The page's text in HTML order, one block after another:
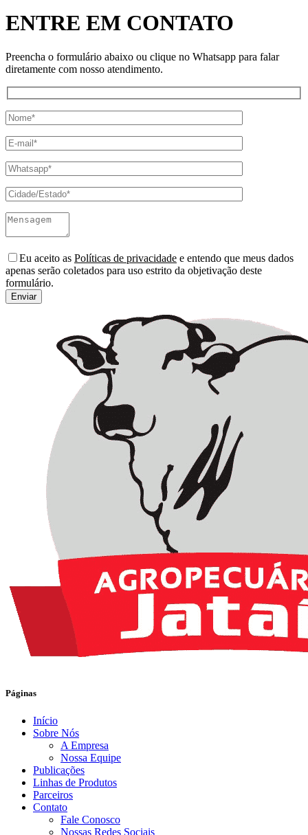
ENTRE EM CONTATO
Preencha o formulário abaixo ou clique no Whatsapp para falar
diretamente com nosso atendimento.
Eu aceito as Políticas de privacidade e entendo que meus dados
apenas serão coletados para uso estrito da objetivação deste
formulário.
Páginas
Início
Sobre Nós
A Empresa
Nossa Equipe
Publicações
Linhas de Produtos
Parceiros
Contato
Fale Conosco
Nossas Redes Sociais